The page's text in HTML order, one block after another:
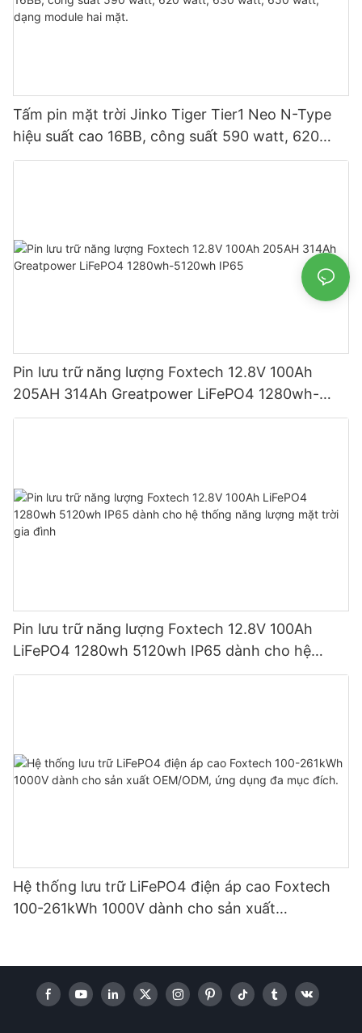
Tấm pin mặt trời Jinko Tiger Tier1 Neo N-Type
hiệu suất cao 16BB, công suất 590 watt, 620
watt, 630 watt, 650 watt, dạng module hai mặt.
Pin lưu trữ năng lượng Foxtech 12.8V 100Ah
205AH 314Ah Greatpower LiFePO4 1280wh-
5120wh IP65
Pin lưu trữ năng lượng Foxtech 12.8V 100Ah
LiFePO4 1280wh 5120wh IP65 dành cho hệ
thống năng lượng mặt trời gia đình
Hệ thống lưu trữ LiFePO4 điện áp cao Foxtech
100-261kWh 1000V dành cho sản xuất